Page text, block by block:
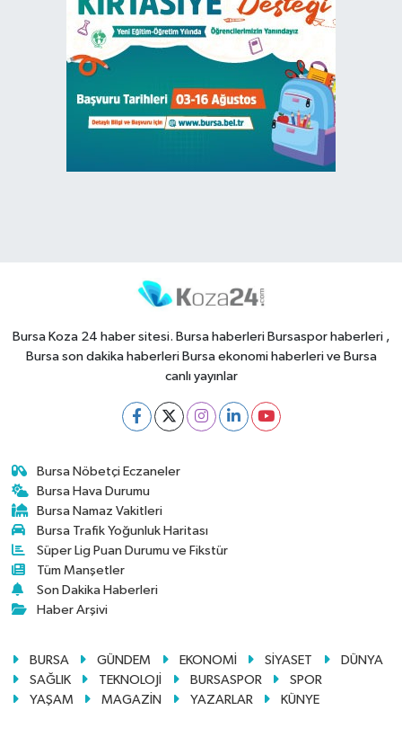
Bursa Koza 24 haber sitesi. Bursa haberleri Bursaspor haberleri ,
Bursa son dakika haberleri Bursa ekonomi haberleri ve Bursa
canlı yayınlar
Bursa Nöbetçi Eczaneler
Bursa Hava Durumu
Bursa Namaz Vakitleri
Bursa Trafik Yoğunluk Haritası
Süper Lig Puan Durumu ve Fikstür
Tüm Manşetler
Son Dakika Haberleri
Haber Arşivi
BURSA GÜNDEM EKONOMİ SİYASET
DÜNYA
SAĞLIK
TEKNOLOJİ BURSASPOR
SPOR
YAŞAM
MAGAZİN YAZARLAR KÜNYE